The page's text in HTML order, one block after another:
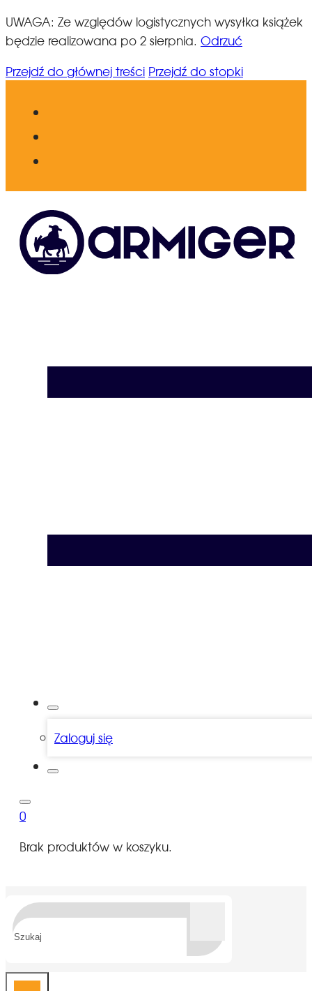
UWAGA: Ze względów logistycznych wysyłka książek
będzie realizowana po 2 sierpnia. Odrzuć
Przejdź do głównej treści Przejdź do stopki
Zaloguj się
0
Brak produktów w koszyku.
Szukaj